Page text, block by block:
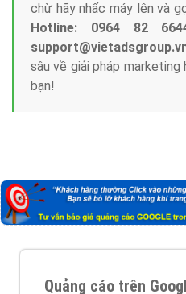
chừ hãy nhấc máy lên và
Hotline: 0964 82
sâu về giải pháp marketing
bạn!
Quảng cáo trên